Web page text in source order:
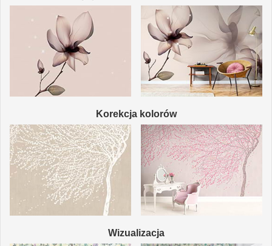
Korekcja kolorów
Wizualizacja